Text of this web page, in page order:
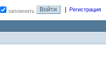
запомнить Регистрация